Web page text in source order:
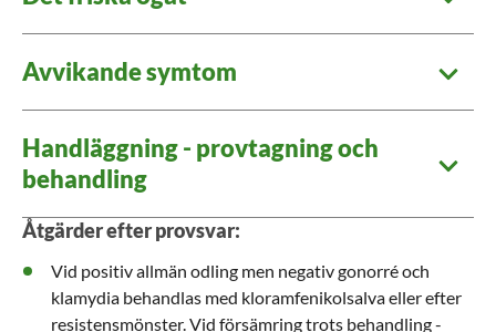
Avvikande symtom
Handläggning - provtagning och
behandling
Åtgärder efter provsvar:
Vid positiv allmän odling men negativ gonorré och
klamydia behandlas med kloramfenikolsalva eller efter
resistensmönster. Vid försämring trots behandling -